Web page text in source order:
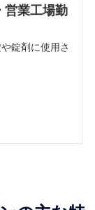
営業工場勤
錠剤に使用さ